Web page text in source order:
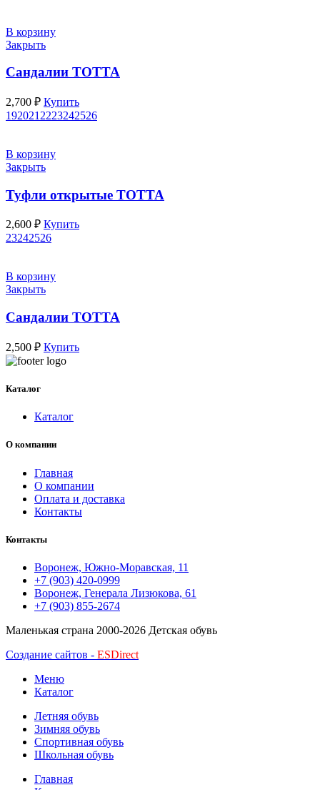
В корзину
Закрыть
Сандалии ТОТТА
2,700 ₽ Купить
192021 2223242526
В корзину
Закрыть
Туфли открытые ТОТТА
2,600 ₽ Купить
23242526
В корзину
Закрыть
Сандалии ТОТТА
2,500 ₽ Купить
Каталог
Каталог
О компании
Главная
О компании
Оплата и доставка
Контакты
Контакты
Воронеж, Южно-Моравская, 11
+7 (903) 420-0999
Воронеж, Генерала Лизюкова, 61
+7 (903) 855-2674
Маленькая страна 2000-2026 Детская обувь
Создание сайтов - ESDirect
Меню
Каталог
Летняя обувь
Зимняя обувь
Спортивная обувь
Школьная обувь
Главная